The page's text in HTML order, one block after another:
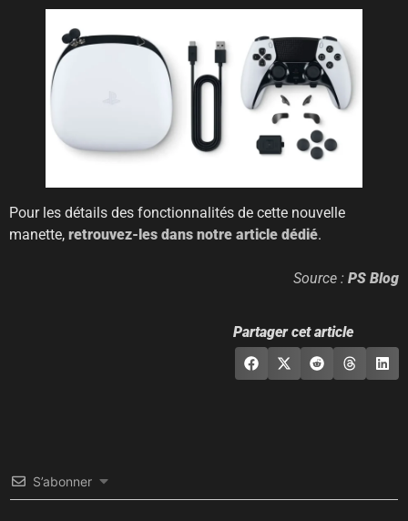
Pour les détails des fonctionnalités de cette nouvelle
manette, retrouvez-les dans notre article dédié.
Source : PS Blog
Partager cet article
S’abonner